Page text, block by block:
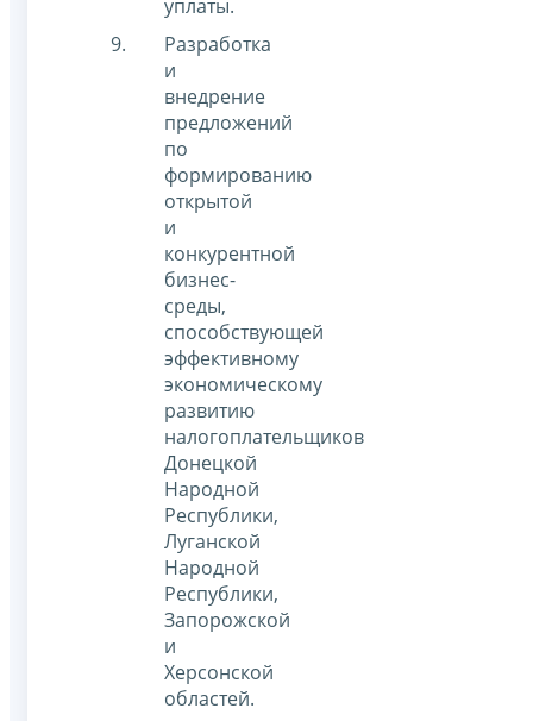
уплаты.
Разработка
и
внедрение
предложений
по
формированию
открытой
и
конкурентной
бизнес-
среды,
способствующей
эффективному
экономическому
развитию
налогоплательщиков
Донецкой
Народной
Республики,
Луганской
Народной
Республики,
Запорожской
и
Херсонской
областей.